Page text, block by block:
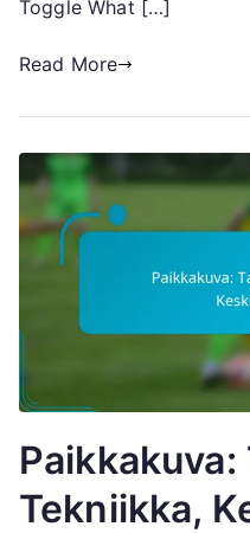
Toggle What […]
Read More
Paikkakuva:
Tekniikka,